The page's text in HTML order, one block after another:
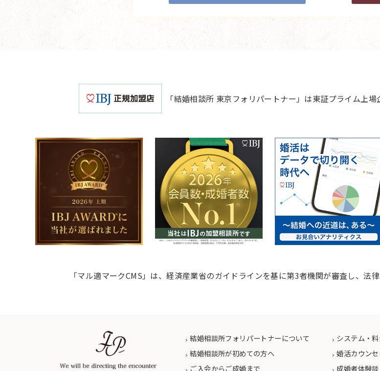
「結婚相談所 東京フォリパートナー」は東証プライム上
「マル適マークCMS」は、経済産業省のガイドラインを基に第3者機関が審査し、法
結婚相談所フォリパートナーについて
結婚相談所が初めての方へ
ご入会からご成婚まで
システム・
婚活カウン
成婚者体験談